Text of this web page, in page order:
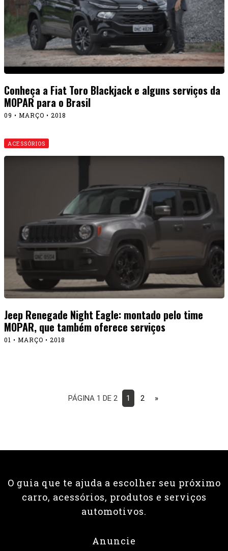
Conheça a Fiat Toro Blackjack e alguns serviços da
MOPAR para o Brasil
09 • MARÇO • 2018
ACESSÓRIOS
Jeep Renegade Night Eagle: montado pelo time
MOPAR, que também oferece serviços
01 • MARÇO • 2018
PÁGINA 1 DE 2 1 2 »
O guia que te ajuda a escolher seu próximo
carro, acessórios, produtos e serviços
automotivos.
Anuncie